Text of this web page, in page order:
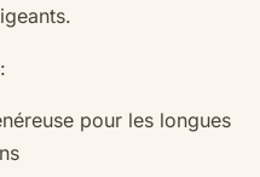
pour les longues